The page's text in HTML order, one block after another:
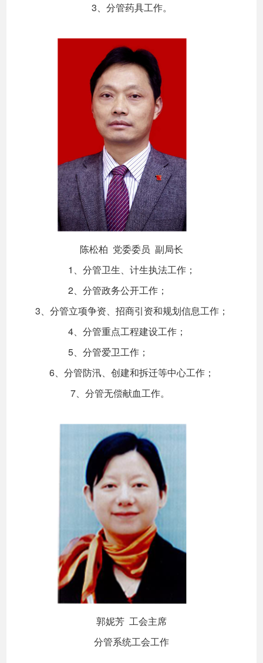
3、分管药具工作。
陈松柏 党委委员 副局长
1、分管卫生、计生执法工作；
2、分管政务公开工作；
3、分管立项争资、招商引资和规划信息工作；
4、分管重点工程建设工作；
5、分管爱卫工作；
6、分管防汛、创建和拆迁等中心工作；
7、分管无偿献血工作。
郭妮芳 工会主席
分管系统工会工作